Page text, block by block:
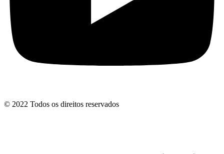
© 2022 Todos os direitos reservados